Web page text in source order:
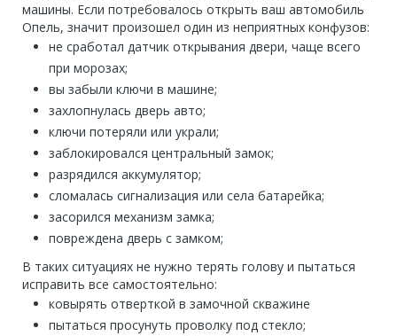
машины. Если потребовалось открыть ваш автомобиль
Опель, значит произошел один из неприятных конфузов:
не сработал датчик открывания двери, чаще всего
при морозах;
вы забыли ключи в машине;
захлопнулась дверь авто;
ключи потеряли или украли;
заблокировался центральный замок;
разрядился аккумулятор;
сломалась сигнализация или села батарейка;
засорился механизм замка;
повреждена дверь с замком;
В таких ситуациях не нужно терять голову и пытаться
исправить все самостоятельно:
ковырять отверткой в замочной скважине
пытаться просунуть проволку под стекло;